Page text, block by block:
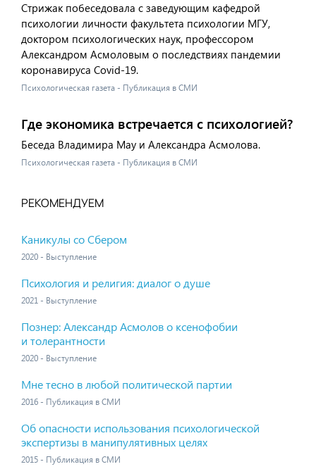
Стрижак побеседовала с заведующим кафедрой
психологии личности факультета психологии МГУ,
доктором психологических наук, профессором
Александром Асмоловым о последствиях пандемии
коронавируса Covid-19.
Психологическая газета - Публикация в СМИ
Где экономика встречается с психологией?
Беседа Владимира Мау и Александра Асмолова.
Психологическая газета - Публикация в СМИ
РЕКОМЕНДУЕМ
Каникулы со Сбером
2020 - Выступление
Психология и религия: диалог о душе
2021 - Выступление
Познер: Александр Асмолов о ксенофобии
и толерантности
2020 - Выступление
Мне тесно в любой политической партии
2016 - Публикация в СМИ
Об опасности использования психологической
экспертизы в манипулятивных целях
2015 - Публикация в СМИ